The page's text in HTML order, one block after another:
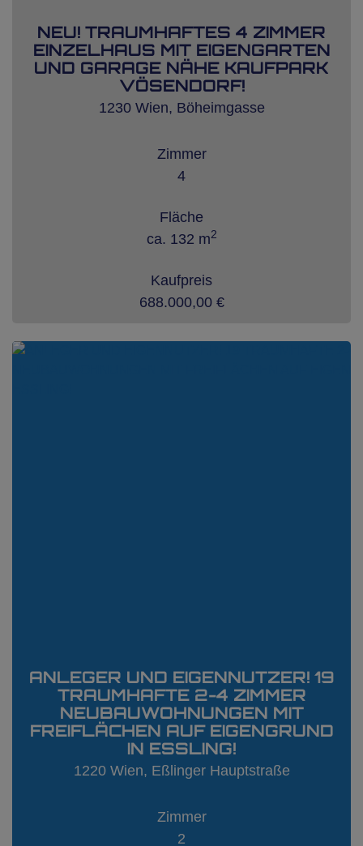
NEU! TRAUMHAFTES 4 ZIMMER
EINZELHAUS MIT EIGENGARTEN
UND GARAGE NÄHE KAUFPARK
VÖSENDORF!
1230 Wien, Böheimgasse
Zimmer
4
Fläche
ca. 132 m2
Kaufpreis
688.000,00 €
ANLEGER UND EIGENNUTZER! 19
TRAUMHAFTE 2-4 ZIMMER
NEUBAUWOHNUNGEN MIT
FREIFLÄCHEN AUF EIGENGRUND
IN ESSLING!
1220 Wien, Eßlinger Hauptstraße
Zimmer
2